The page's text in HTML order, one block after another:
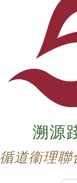
溯源
循道衞理